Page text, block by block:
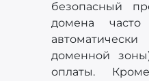
безопасный
домена
доменной
оплаты.